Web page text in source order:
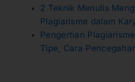
2 Teknik Menulis
Plagiarisme dalam
Pengertian
Tipe, Cara